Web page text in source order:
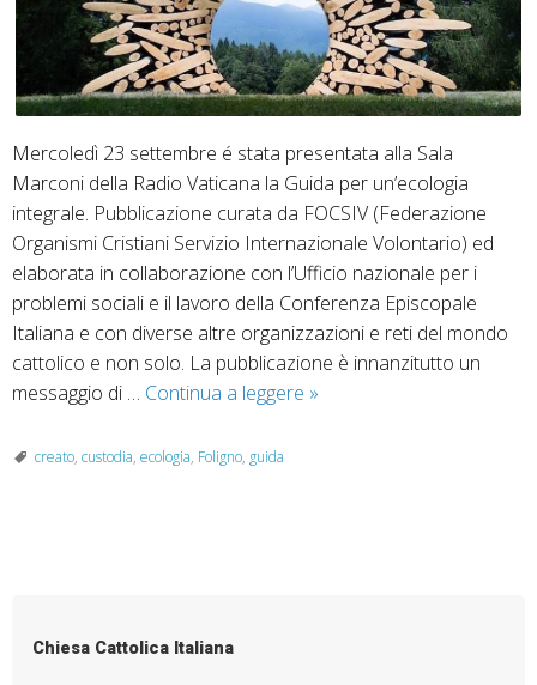
Mercoledì 23 settembre é stata presentata alla Sala
Marconi della Radio Vaticana la Guida per un’ecologia
integrale. Pubblicazione curata da FOCSIV (Federazione
Organismi Cristiani Servizio Internazionale Volontario) ed
elaborata in collaborazione con l’Ufficio nazionale per i
problemi sociali e il lavoro della Conferenza Episcopale
Italiana e con diverse altre organizzazioni e reti del mondo
cattolico e non solo. La pubblicazione è innanzitutto un
messaggio di … Continua a leggere Presentazione
»
creato, custodia, ecologia, Foligno, guida
Chiesa Cattolica Italiana